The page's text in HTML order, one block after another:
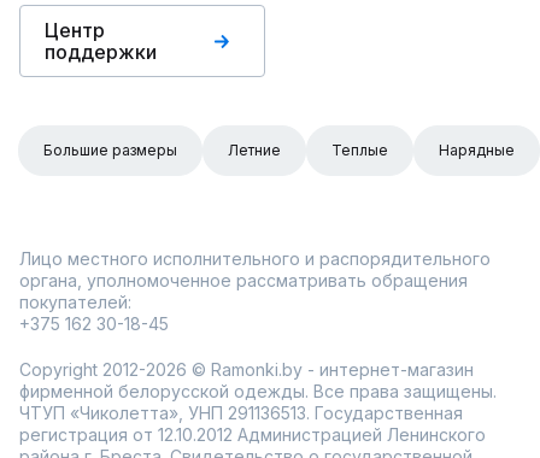
Центр
поддержки
Большие размеры Летние Теплые Нарядные
Лицо местного исполнительного и распорядительного
органа, уполномоченное рассматривать обращения
покупателей:
+375 162 30-18-45
Copyright 2012-2026 © Ramonki.by - интернет-магазин
фирменной белорусской одежды. Все права защищены.
ЧТУП «Чиколетта», УНП 291136513. Государственная
регистрация от 12.10.2012 Администрацией Ленинского